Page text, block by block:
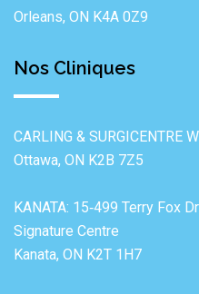
Orleans, ON K4A 0Z9
Nos Cliniques
CARLING & SURGICENTRE
Ottawa, ON K2B 7Z5
KANATA: 15‐499 Terry Fox
Signature Centre
Kanata, ON K2T 1H7